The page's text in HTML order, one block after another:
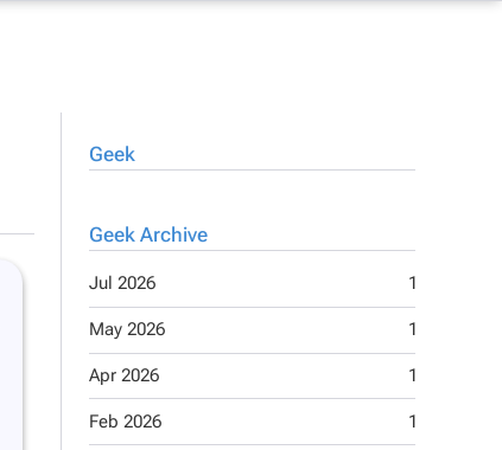
Geek
Geek Archive
1
Jul 2026
1
May 2026
1
Apr 2026
1
Feb 2026